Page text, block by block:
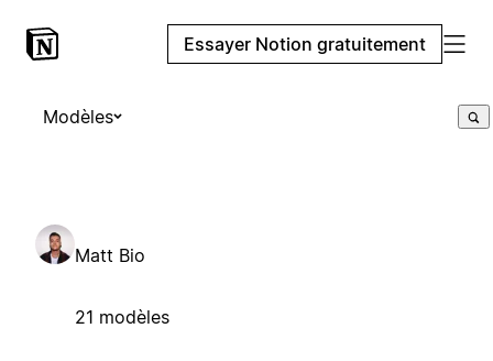
Essayer Notion gratuitement
Modèles
Matt Bio
21 modèles